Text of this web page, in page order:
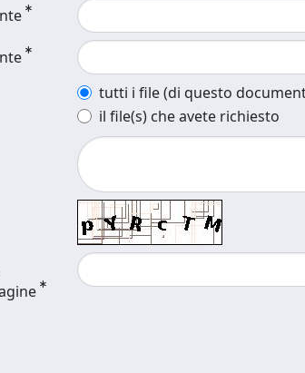
tutti i file (di questo
il file(s) che avete richiesto